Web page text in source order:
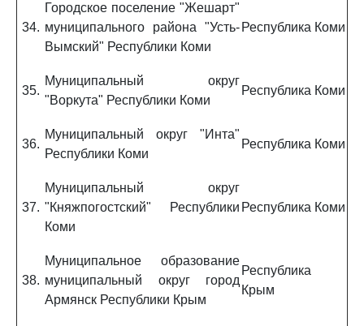
34.
Городское поселение "Жешарт"
муниципального района "Усть-
Вымский" Республики Коми
Республика Коми
35.
Муниципальный округ
"Воркута" Республики Коми
Республика Коми
36.
Муниципальный округ "Инта"
Республики Коми
Республика Коми
37.
Муниципальный округ
"Княжпогостский" Республики
Коми
Республика Коми
38.
Муниципальное образование
муниципальный округ город
Армянск Республики Крым
Республика
Крым